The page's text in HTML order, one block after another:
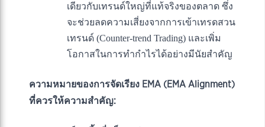
เดียวกับเทรนด์ใหญ่ที่แท้จริงของตลาด ซึ่ง
จะช่วยลดความเสี่ยงจากการเข้าเทรดสวน
เทรนด์ (Counter-trend Trading) และเพิ่ม
โอกาสในการทำกำไรได้อย่างมีนัยสำคัญ
ความหมายของการจัดเรียง EMA (EMA Alignment)
ที่ควรให้ความสำคัญ: